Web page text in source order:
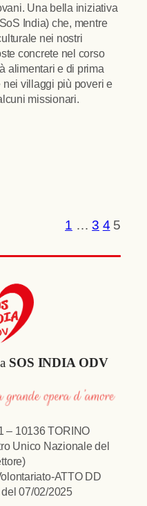
Una bella iniziativa
India) che, mentre
nei nostri
concrete nel corso
alimentari e di prima
villaggi più poveri e
missionari.
1 … 3 4 5
SOS INDIA ODV
– 10136 TORINO
Unico Nazionale del
ATTO DD
07/02/2025